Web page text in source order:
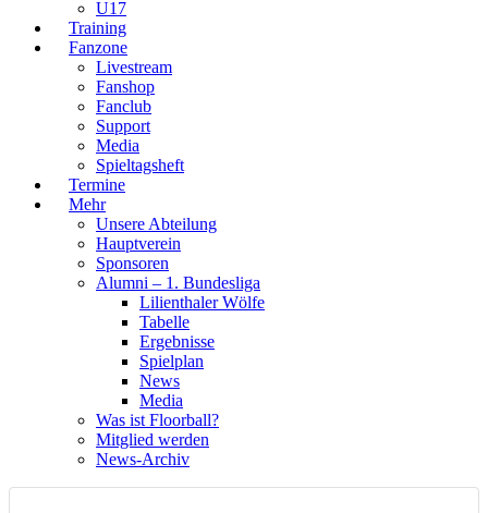
U17
Training
Fanzone
Livestream
Fanshop
Fanclub
Support
Media
Spieltagsheft
Termine
Mehr
Unsere Abteilung
Hauptverein
Sponsoren
Alumni – 1. Bundesliga
Lilienthaler Wölfe
Tabelle
Ergebnisse
Spielplan
News
Media
Was ist Floorball?
Mitglied werden
News-Archiv